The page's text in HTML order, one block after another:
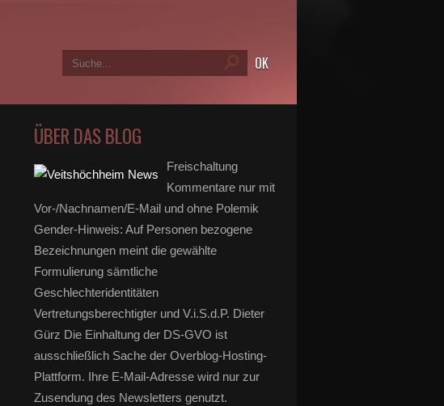
ÜBER DAS BLOG
Freischaltung
Kommentare nur mit
Vor-/Nachnamen/E-Mail und ohne Polemik
Gender-Hinweis: Auf Personen bezogene
Bezeichnungen meint die gewählte
Formulierung sämtliche
Geschlechteridentitäten
Vertretungsberechtigter und V.i.S.d.P. Dieter
Gürz Die Einhaltung der DS-GVO ist
ausschließlich Sache der Overblog-Hosting-
Plattform. Ihre E-Mail-Adresse wird nur zur
Zusendung des Newsletters genutzt.